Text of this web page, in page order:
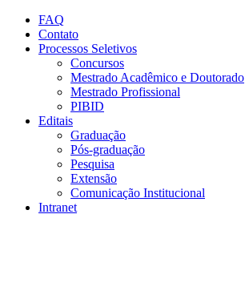
Conteúdo principal
FAQ
Contato
Processos Seletivos
Concursos
Mestrado Acadêmico e Doutorado
Mestrado Profissional
PIBID
Editais
Graduação
Pós-graduação
Pesquisa
Extensão
Comunicação Institucional
Intranet